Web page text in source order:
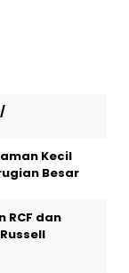
Kecil
Besar
RCF dan